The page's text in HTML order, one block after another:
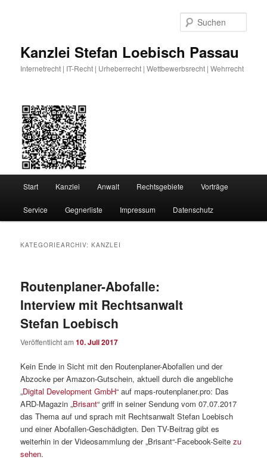
Kanzlei Stefan Loebisch Passau
Internetrecht | IT-Recht | Urheberrecht | Wettbewerbsrecht | Wehrrecht
Start Kanzlei Anwalt Rechtsgebiete Vorträge
Service Gegnerliste Impressum Datenschutz
KATEGORIEARCHIV:KANZLEI
Routenplaner-Abofalle:
Interview mit Rechtsanwalt
Stefan Loebisch
Veröffentlicht am10. Juli 2017
Kein Ende in Sicht mit den Routenplaner-Abofallen und der
Abzocke per Amazon-Gutschein, aktuell durch die angebliche
„Digital Development GmbH“ auf maps-routenplaner.pro: Das
ARD-Magazin „Brisant“ griff in seiner Sendung vom 07.07.2017
das Thema auf und sprach mit Rechtsanwalt Stefan Loebisch
und einer Abofallen-Geschädigten. Den TV-Beitrag gibt es
weiterhin in der Videosammlung der „Brisant“-Facebook-Seitezu
sehen.